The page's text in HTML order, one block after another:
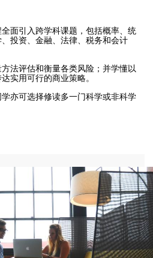
面引入跨学科课题，包括概率、统
投资、金融、法律、税务和会计
法评估和衡量各类风险；并学懂以
实用可行的商业策略。
亦可选择修读多一门科学或非科学